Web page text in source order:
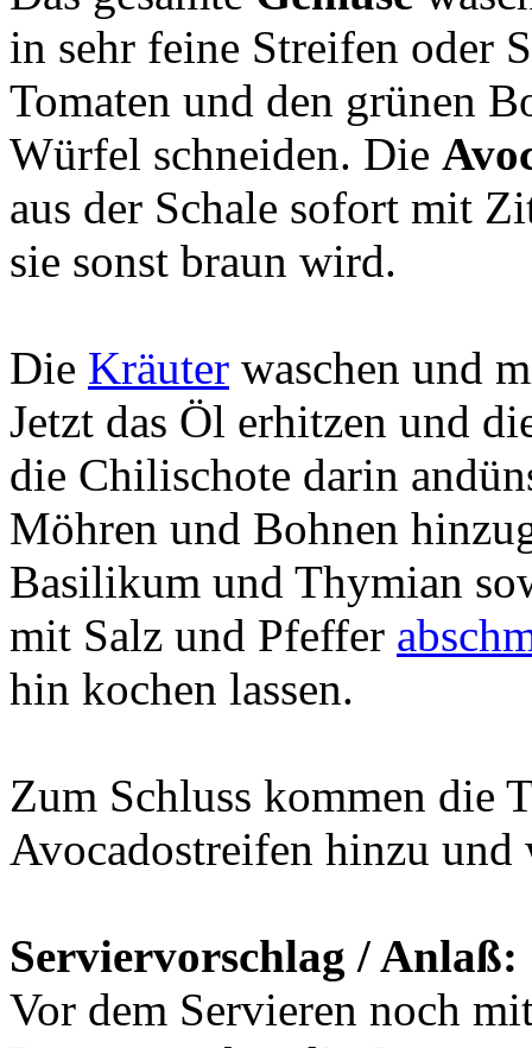
in sehr feine Streifen oder
Tomaten und den grünen
Würfel schneiden. Die
aus der Schale sofort mit
sie sonst braun wird.
Die Kräuter waschen und
Jetzt das Öl erhitzen und
die Chilischote darin
Möhren und Bohnen
Basilikum und Thymian
mit Salz und Pfeffer
hin kochen lassen.
Zum Schluss kommen die
Avocadostreifen hinzu
Serviervorschlag / Anlaß:
Vor dem Servieren noch